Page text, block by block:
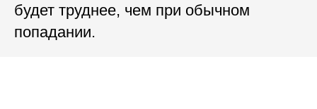
будет труднее, чем при обычном
попадании.